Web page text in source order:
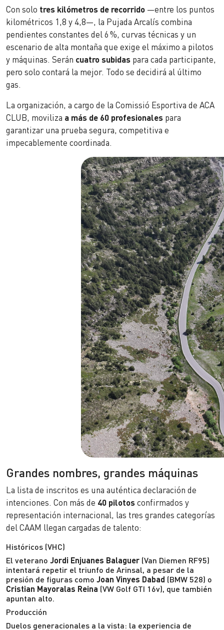
Con solo tres kilómetros de recorrido —entre los puntos
kilométricos 1,8 y 4,8—, la Pujada Arcalís combina
pendientes constantes del 6 %, curvas técnicas y un
escenario de alta montaña que exige el máximo a pilotos
y máquinas. Serán cuatro subidas para cada participante,
pero solo contará la mejor. Todo se decidirá al último
gas.
La organización, a cargo de la Comissió Esportiva de ACA
CLUB, moviliza a más de 60 profesionales para
garantizar una prueba segura, competitiva e
impecablemente coordinada.
Grandes nombres, grandes máquinas
La lista de inscritos es una auténtica declaración de
intenciones. Con más de 40 pilotosconfirmados y
representación internacional, las tres grandes categorías
del CAAM llegan cargadas de talento:
Históricos (VHC)
El veterano Jordi Enjuanes Balaguer (Van Diemen RF95)
intentará repetir el triunfo de Arinsal, a pesar de la
presión de figuras como Joan Vinyes Dabad (BMW 528) o
Cristian Mayoralas Reina (VW Golf GTI 16v), que también
apuntan alto.
Producción
Duelos generacionales a la vista: la experiencia de